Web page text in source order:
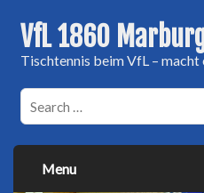
VfL 1860
Tischtennis beim VfL – macht
Menu